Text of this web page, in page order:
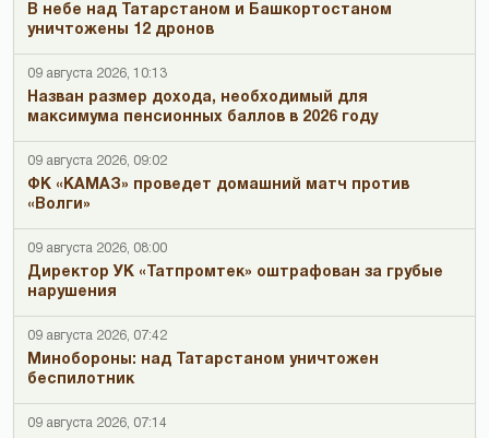
В небе над Татарстаном и Башкортостаном
уничтожены 12 дронов
09 августа 2026, 10:13
Назван размер дохода, необходимый для
максимума пенсионных баллов в 2026 году
09 августа 2026, 09:02
ФК «КАМАЗ» проведет домашний матч против
«Волги»
09 августа 2026, 08:00
Директор УК «Татпромтек» оштрафован за грубые
нарушения
09 августа 2026, 07:42
Минобороны: над Татарстаном уничтожен
беспилотник
09 августа 2026, 07:14